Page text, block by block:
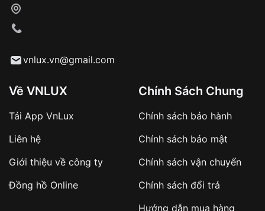
Từ khóa SEO:
sản phẩm đặc biệt
hàng
Số tiền còn lại thanh toán khi nhận hàng hoặc
vnlux.vn@gmail.com
Về VNLUX
Tải App VnLux
Liên hệ
Giới thiệu về công ty
Đồng hồ Online
Chính Sách Chung
Chính sách bảo hành
Chính sách bảo mật
Chính sách vận chuyển
Chính sách đổi trả
Hướng dẫn mua hàng